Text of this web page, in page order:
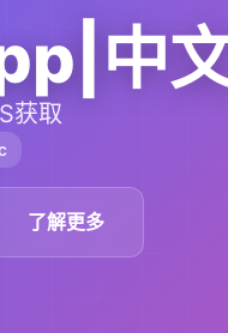
中
获取
了解更多